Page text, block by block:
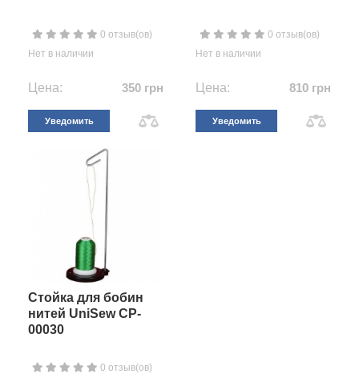
0 отзыв(ов)
Нет в наличии
Цена: 350 грн
Уведомить
0 отзыв(ов)
Нет в наличии
Цена: 810 грн
Уведомить
Стойка для бобин
нитей UniSew CP-
00030
0 отзыв(ов)